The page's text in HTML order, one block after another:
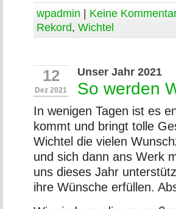
wpadmin | Keine
Rekord, Wichtel
12
Dez 2021
Unser Jahr 2021
So werden
In wenigen Tagen ist es
kommt und bringt tolle
Wichtel die vielen
und sich dann ans Werk
uns dieses Jahr
ihre Wünsche erfüllen.